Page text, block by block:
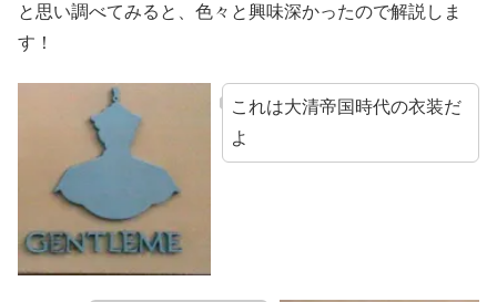
と思い調べてみると、色々と興味深かったので解説しま
す！
これは大清帝国時代の衣装だ
よ